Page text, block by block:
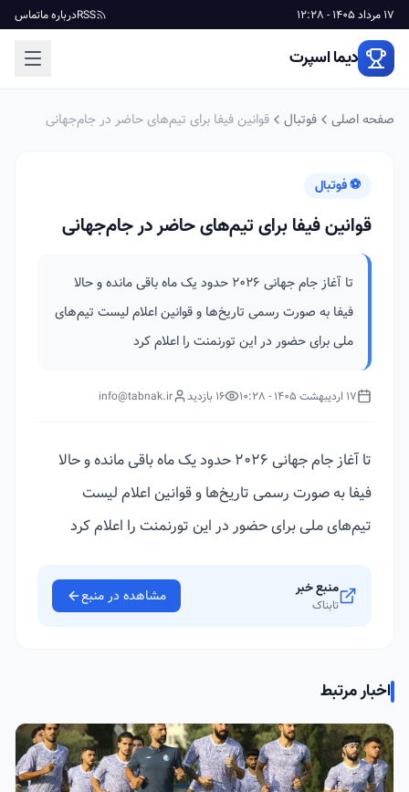
17 مرداد 1405 - 12:28 RSSدرباره ماتماس
دیما اسپرت
صفحه اصلی فوتبال قوانین فیفا برای تیم‌های حاضر در جام‌جهانی
⚽ فوتبال
قوانین فیفا برای تیم‌های حاضر در جام‌جهانی
تا آغاز جام جهانی ۲۰۲۶ حدود یک ماه باقی مانده و حالا
فیفا به صورت رسمی تاریخ‌ها و قوانین اعلام لیست تیم‌های
ملی برای حضور در این تورنمنت را اعلام کرد
17 اردیبهشت 1405 - 10:28 16 بازدید info@tabnak.ir
تا آغاز جام جهانی ۲۰۲۶ حدود یک ماه باقی مانده و حالا
فیفا به صورت رسمی تاریخ‌ها و قوانین اعلام لیست
تیم‌های ملی برای حضور در این تورنمنت را اعلام کرد
منبع خبر
تابناک مشاهده در منبع
اخبار مرتبط